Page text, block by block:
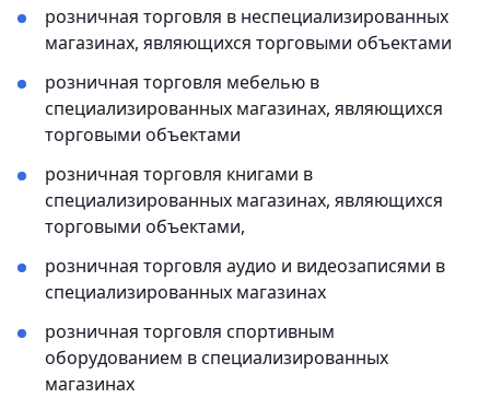
розничная торговля в неспециализированных
магазинах, являющихся торговыми объектами
розничная торговля мебелью в
специализированных магазинах, являющихся
торговыми объектами
розничная торговля книгами в
специализированных магазинах, являющихся
торговыми объектами,
розничная торговля аудио и видеозаписями в
специализированных магазинах
розничная торговля спортивным
оборудованием в специализированных
магазинах